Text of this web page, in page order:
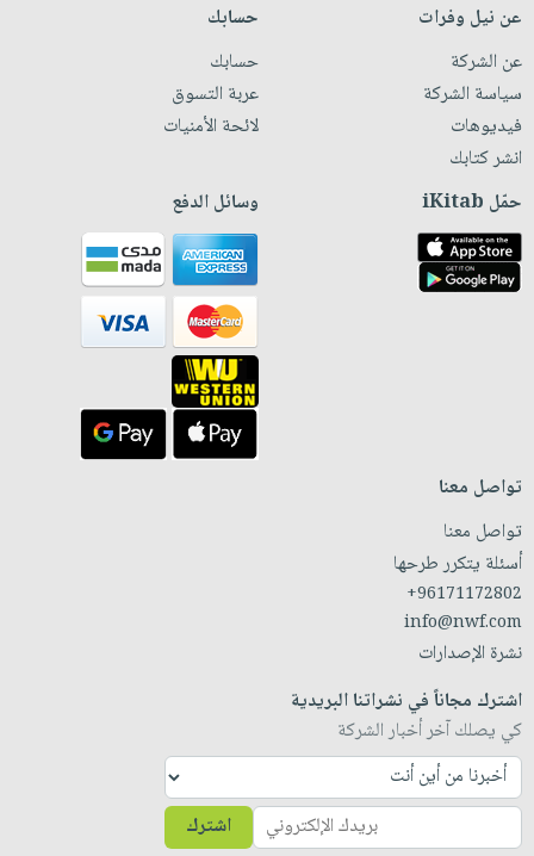
عن نيل وفرات
عن الشركة
سياسة الشركة
فيديوهات
انشر كتابك
حسابك
حسابك
عربة التسوق
لائحة الأمنيات
حمّل iKitab وسائل الدفع
تواصل معنا
تواصل معنا
أسئلة يتكرر طرحها
+96171172802
info@nwf.com
نشرة الإصدارات
اشترك مجاناً في نشراتنا البريدية
كي يصلك آخر أخبار الشركة
اشترك